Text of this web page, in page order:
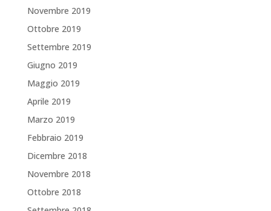
Novembre 2019
Ottobre 2019
Settembre 2019
Giugno 2019
Maggio 2019
Aprile 2019
Marzo 2019
Febbraio 2019
Dicembre 2018
Novembre 2018
Ottobre 2018